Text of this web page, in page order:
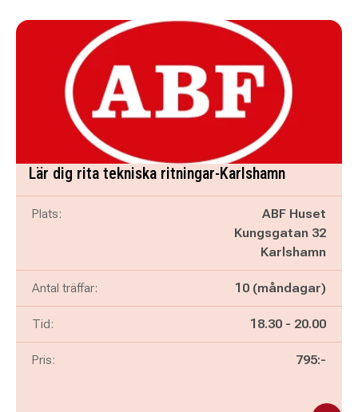
Lär dig rita tekniska ritningar-Karlshamn
Plats:
ABF Huset
Kungsgatan 32
Karlshamn
Antal träffar: 10 (måndagar)
Tid: Pågår mellan
18.30 - och
20.00
Pris: 795:-